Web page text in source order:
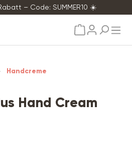
– Code: SUMMER10 ☀️
Handcreme
Hand Cream